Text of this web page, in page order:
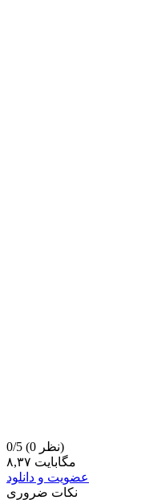
0/5
(0 نظر)
۸,۳۷ مگابایت
عضویت و دانلود
نکات ضروری